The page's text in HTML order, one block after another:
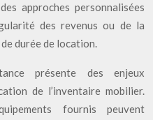
approches personnalisées
des revenus ou de la
durée de location.
présente des enjeux
de l’inventaire mobilier.
fournis peuvent